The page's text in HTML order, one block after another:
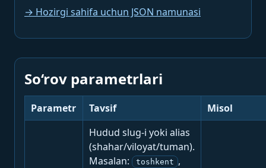
→ Hozirgi sahifa uchun JSON namunasi
So‘rov parametrlari
Parametr Tavsif Misol
Hudud slug-i yoki alias
(shahar/viloyat/tuman).
Masalan:
toshkent ,